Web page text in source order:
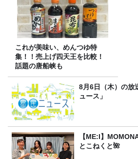
これが美味い、めんつゆ特
集！！売上げ四天王を比較！
話題の唐船峡も
8月6日（木）の放
ュース」
【ME:I】
とこねくと🌺